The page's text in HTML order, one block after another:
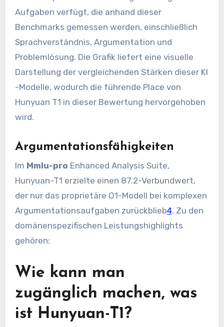
Aufgaben verfügt, die anhand dieser
Benchmarks gemessen werden, einschließlich
Sprachverständnis, Argumentation und
Problemlösung. Die Grafik liefert eine visuelle
Darstellung der vergleichenden Stärken dieser KI
-Modelle, wodurch die führende Place von
Hunyuan T1 in dieser Bewertung hervorgehoben
wird.
Argumentationsfähigkeiten
Im Mmlu-pro Enhanced Analysis Suite,
Hunyuan-T1 erzielte einen 87.2-Verbundwert,
der nur das proprietäre O1-Modell bei komplexen
Argumentationsaufgaben zurückblieb4. Zu den
domänenspezifischen Leistungshighlights
gehören:
Wie kann man
zugänglich machen, was
ist Hunyuan-T1?